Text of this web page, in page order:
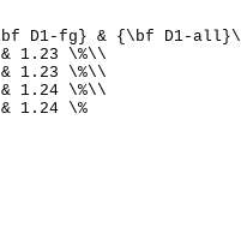
D1-fg} & {\bf D1-
1.23 \%\\
1.23 \%\\
1.24 \%\\
1.24 \%